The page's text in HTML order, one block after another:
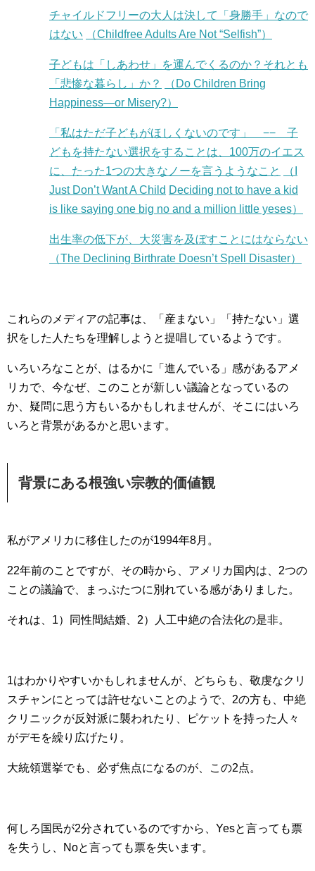
チャイルドフリーの大人は決して「身勝手」なので
はない
（Childfree Adults Are Not “Selfish”）
子どもは「しあわせ」を運んでくるのか？それとも
「悲惨な暮らし」か？
（Do Children Bring
Happiness—or Misery?）
「私はただ子どもがほしくないのです」 −− 子
どもを持たない選択をすることは、100万のイエス
に、たった1つの大きなノーを言うようなこと
（I
Just Don’t Want A Child Deciding not to have a kid
is like saying one big no and a million little yeses）
出生率の低下が、大災害を及ぼすことにはならない
（The Declining Birthrate Doesn’t Spell Disaster）
これらのメディアの記事は、「産まない」「持たない」選
択をした人たちを理解しようと提唱しているようです。
いろいろなことが、はるかに「進んでいる」感があるアメ
リカで、今なぜ、このことが新しい議論となっているの
か、疑問に思う方もいるかもしれませんが、そこにはいろ
いろと背景があるかと思います。
背景にある根強い宗教的価値観
私がアメリカに移住したのが1994年8月。
22年前のことですが、その時から、アメリカ国内は、2つの
ことの議論で、まっぷたつに別れている感がありました。
それは、1）同性間結婚、2）人工中絶の合法化の是非。
1はわかりやすいかもしれませんが、どちらも、敬虔なクリ
スチャンにとっては許せないことのようで、2の方も、中絶
クリニックが反対派に襲われたり、ピケットを持った人々
がデモを繰り広げたり。
大統領選挙でも、必ず焦点になるのが、この2点。
何しろ国民が2分されているのですから、Yesと言っても票
を失うし、Noと言っても票を失います。